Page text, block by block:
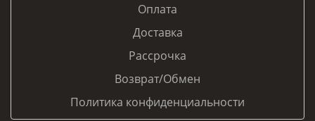
Оплата
Доставка
Рассрочка
Возврат/Обмен
Политика конфиденциальности